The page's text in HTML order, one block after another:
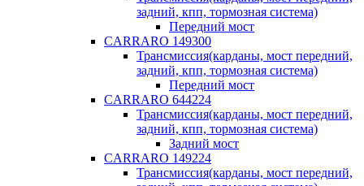
задний, кпп, тормозная система)
Передний мост
CARRARO 149300
Трансмиссия(карданы, мост передний,
задний, кпп, тормозная система)
Передний мост
CARRARO 644224
Трансмиссия(карданы, мост передний,
задний, кпп, тормозная система)
Задний мост
CARRARO 149224
Трансмиссия(карданы, мост передний,